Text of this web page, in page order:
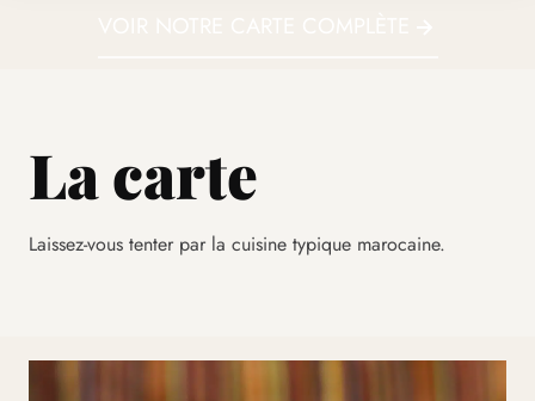
La carte
Laissez-vous tenter par la cuisine typique marocaine.